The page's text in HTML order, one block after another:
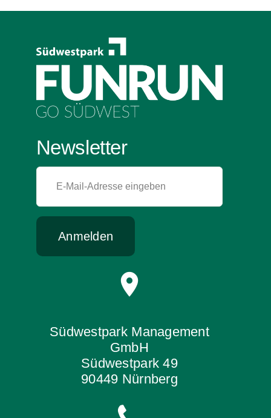
Newsletter
Anmelden
Südwestpark Management
GmbH
Südwestpark 49
90449 Nürnberg